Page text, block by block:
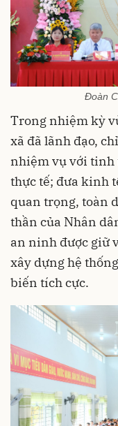
Đoàn
Trong nhiệm kỳ
xã đã lãnh đạo,
nhiệm vụ với tinh
thực tế; đưa kinh
quan trọng, toàn
thần của Nhân
an ninh được giữ
xây dựng hệ
biến tích cực.